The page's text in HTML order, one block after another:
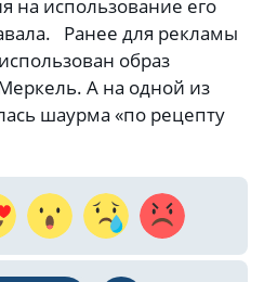
на использование его
Ранее для рекламы
образ
А на одной из
шаурма «по рецепту